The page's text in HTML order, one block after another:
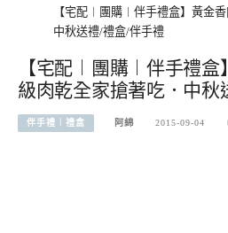
【宅配︱團購︱伴手禮盒】黃金
中秋送禮/禮盒/伴手禮
【宅配︱團購︱伴手禮
級肉乾全家搶著吃．中秋
伴手禮︱禮盒 阿綿 2015-09-04